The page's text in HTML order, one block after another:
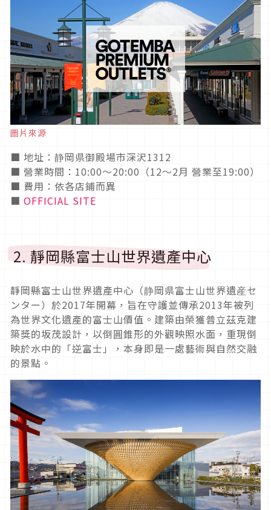
圖片來源
■ 地址：静岡県御殿場市深沢1312
■ 營業時間：10:00～20:00（12～2月 營業至19:00）
■ 費用：依各店鋪而異
■ OFFICIAL SITE
2. 靜岡縣富士山世界遺產中心
靜岡縣富士山世界遺產中心（静岡県富士山世界遺産セ
ンター）於2017年開幕，旨在守護並傳承2013年被列
為世界文化遺產的富士山價值。建築由榮獲普立茲克建
築獎的坂茂設計，以倒圓錐形的外觀映照水面，重現倒
映於水中的「逆富士」，本身即是一處藝術與自然交融
的景點。